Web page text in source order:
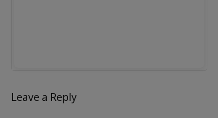
Leave a Reply